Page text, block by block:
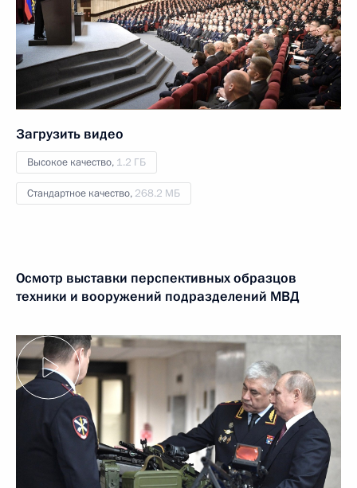
Загрузить видео
Высокое качество, 1.2 ГБ
Стандартное качество, 268.2 МБ
Осмотр выставки перспективных образцов
техники и вооружений подразделений МВД